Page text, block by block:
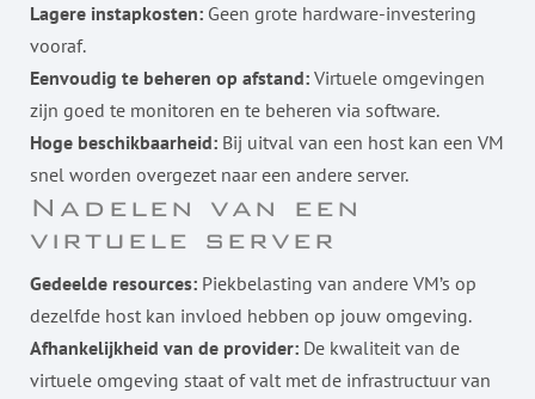
Lagere instapkosten: Geen grote hardware-investering
vooraf.
Eenvoudig te beheren op afstand: Virtuele omgevingen
zijn goed te monitoren en te beheren via software.
Hoge beschikbaarheid: Bij uitval van een host kan een VM
snel worden overgezet naar een andere server.
Nadelen van een
virtuele server
Gedeelde resources: Piekbelasting van andere VM’s op
dezelfde host kan invloed hebben op jouw omgeving.
Afhankelijkheid van de provider: De kwaliteit van de
virtuele omgeving staat of valt met de infrastructuur van